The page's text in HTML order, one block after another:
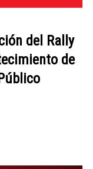
del Rally
de